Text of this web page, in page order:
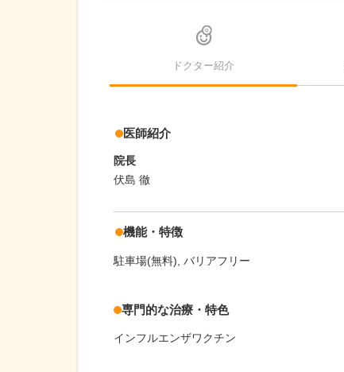
ドクター紹介
医師紹介
院長
伏島 徹
機能・特徴
駐車場(無料) バリアフリー
専門的な治療・特色
インフルエンザワクチン